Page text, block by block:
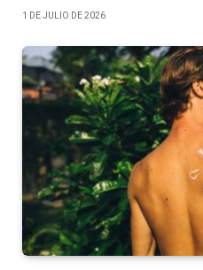
1 DE JULIO DE 2026